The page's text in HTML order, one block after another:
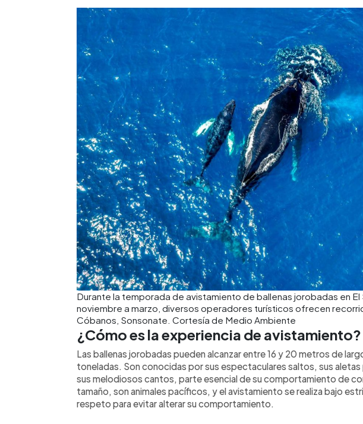
Durante la temporada de avistamiento de ballenas jorobadas en El
noviembre a marzo, diversos operadores turísticos ofrecen
Cóbanos, Sonsonate. Cortesía de Medio Ambiente
¿Cómo es la experiencia de avistamiento?
Las ballenas jorobadas pueden alcanzar entre 16 y 20 metros de
toneladas. Son conocidas por sus espectaculares saltos, sus
sus melodiosos cantos, parte esencial de su comportamiento de
tamaño, son animales pacíficos, y el avistamiento se realiza bajo
respeto para evitar alterar su comportamiento.